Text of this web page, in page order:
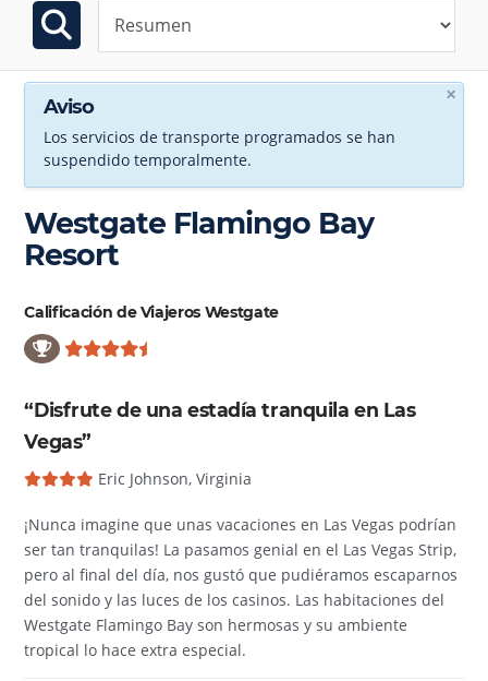
×
Aviso
Los servicios de transporte programados se han
suspendido temporalmente.
Westgate Flamingo Bay
Resort
Calificación de Viajeros Westgate
“Disfrute de una estadía tranquila en Las
Vegas”
Eric Johnson, Virginia
¡Nunca imagine que unas vacaciones en Las Vegas podrían
ser tan tranquilas! La pasamos genial en el Las Vegas Strip,
pero al final del día, nos gustó que pudiéramos escaparnos
del sonido y las luces de los casinos. Las habitaciones del
Westgate Flamingo Bay son hermosas y su ambiente
tropical lo hace extra especial.